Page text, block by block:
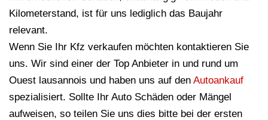
Kilometerstand, ist für uns lediglich das Baujahr
relevant.
Wenn Sie Ihr Kfz verkaufen möchten kontaktieren Sie
uns. Wir sind einer der Top Anbieter in und rund um
Ouest lausannois und haben uns auf den Autoankauf
spezialisiert. Sollte Ihr Auto Schäden oder Mängel
aufweisen, so teilen Sie uns dies bitte bei der ersten